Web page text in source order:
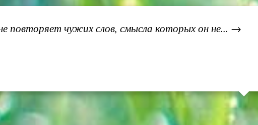
повторяет чужих слов, смысла которых он не... →